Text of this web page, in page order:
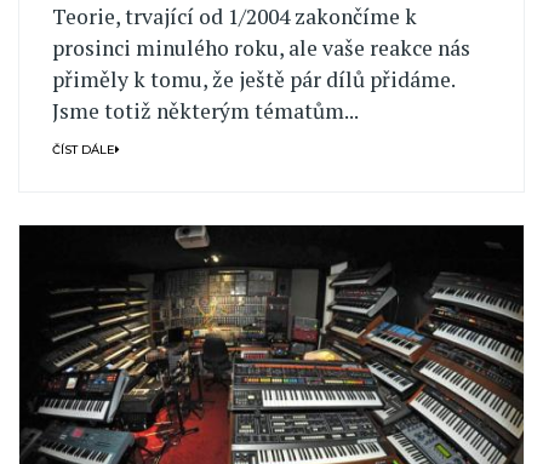
Teorie, trvající od 1/2004 zakončíme k
prosinci minulého roku, ale vaše reakce nás
přiměly k tomu, že ještě pár dílů přidáme.
Jsme totiž některým tématům...
ČÍST DÁLE